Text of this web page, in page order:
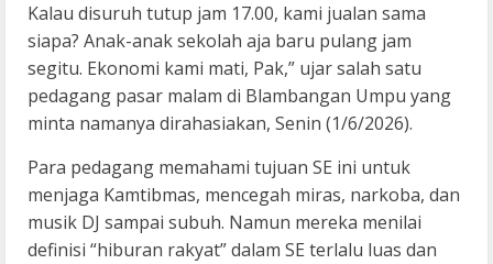
Kalau disuruh tutup jam 17.00, kami jualan sama
siapa? Anak-anak sekolah aja baru pulang jam
segitu. Ekonomi kami mati, Pak,” ujar salah satu
pedagang pasar malam di Blambangan Umpu yang
minta namanya dirahasiakan, Senin (1/6/2026).
Para pedagang memahami tujuan SE ini untuk
menjaga Kamtibmas, mencegah miras, narkoba, dan
musik DJ sampai subuh. Namun mereka menilai
definisi “hiburan rakyat” dalam SE terlalu luas dan